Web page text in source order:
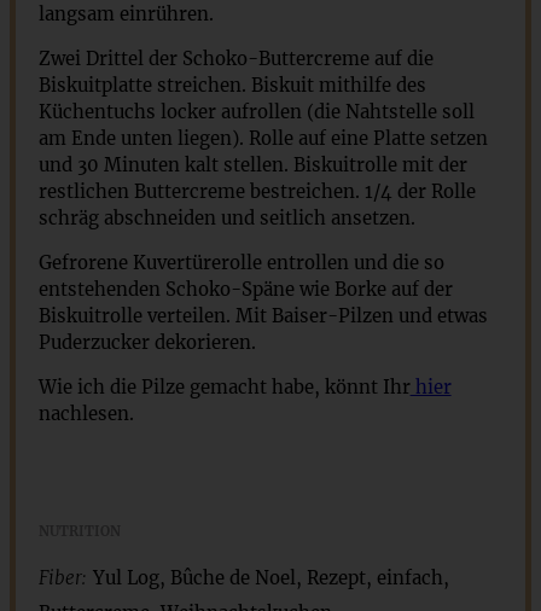
langsam einrühren.
Zwei Drittel der Schoko-Buttercreme auf die
Biskuitplatte streichen. Biskuit mithilfe des
Küchentuchs locker aufrollen (die Nahtstelle soll
am Ende unten liegen). Rolle auf eine Platte setzen
und 30 Minuten kalt stellen. Biskuitrolle mit der
restlichen Buttercreme bestreichen. 1/4 der Rolle
schräg abschneiden und seitlich ansetzen.
Gefrorene Kuvertürerolle entrollen und die so
entstehenden Schoko-Späne wie Borke auf der
Biskuitrolle verteilen. Mit Baiser-Pilzen und etwas
Puderzucker dekorieren.
Wie ich die Pilze gemacht habe, könnt Ihrhier
nachlesen.
Fiber: Yul Log, Bûche de Noel, Rezept, einfach,